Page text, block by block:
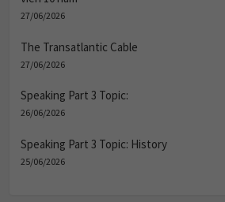
27/06/2026
The Transatlantic Cable
27/06/2026
Speaking Part 3 Topic:
26/06/2026
Speaking Part 3 Topic: History
25/06/2026